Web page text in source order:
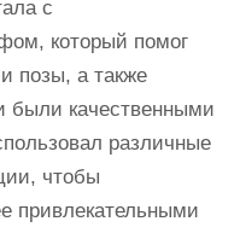
с
который помог
позы, а также
были качественными
различные
чтобы
привлекательными